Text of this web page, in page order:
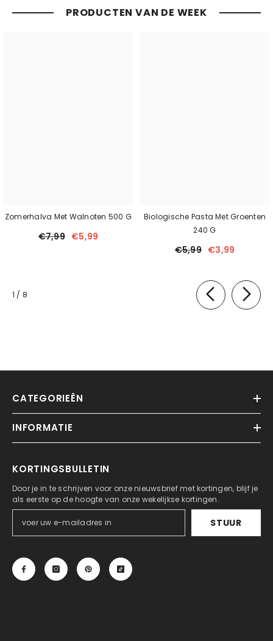
PRODUCTEN VAN DE WEEK
Zomerhalva Met Walnoten 500 G
€7,99 €5,99
Biologische Pasta Met Groenten
240 G
€5,99 €3,99
1 / van
8
CATEGORIEËN
INFORMATIE
KORTINGSBULLETIN
Door je in te schrijven voor onze nieuwsbrief met kortingen, blijf je
als eerste op de hoogte van onze wekelijkse kortingen.
STUUR